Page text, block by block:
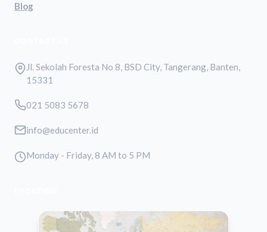
Blog
Jl. Sekolah Foresta No 8, BSD City, Tangerang, Banten,
15331
021 5083 5678
info@educenter.id
Monday - Friday, 8 AM to 5 PM